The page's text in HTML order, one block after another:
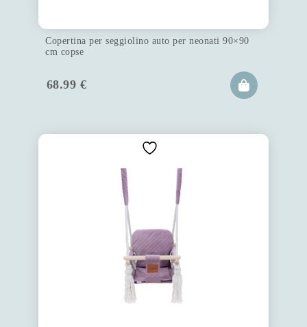
Copertina per seggiolino auto per neonati 90×90
cm copse
68.99 €